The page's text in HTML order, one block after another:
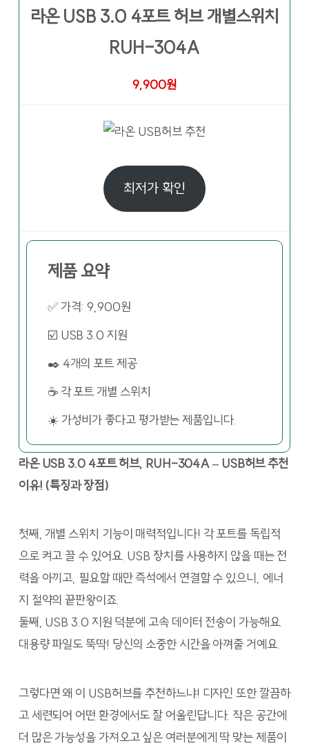
라온 USB 3.0 4포트 허브 개별스위치
RUH-304A
9,900원
최저가 확인
제품 요약
✅ 가격: 9,900원
☑️ USB 3.0 지원
✒️ 4개의 포트 제공
☕ 각 포트 개별 스위치
☀️ 가성비가 좋다고 평가받는 제품입니다.
라온 USB 3.0 4포트 허브, RUH-304A – USB허브 추천
이유! (특징과 장점)
첫째, 개별 스위치 기능이 매력적입니다! 각 포트를 독립적
으로 켜고 끌 수 있어요. USB 장치를 사용하지 않을 때는 전
력을 아끼고, 필요할 때만 즉석에서 연결할 수 있으니, 에너
지 절약의 끝판왕이죠.
둘째, USB 3.0 지원 덕분에 고속 데이터 전송이 가능해요.
대용량 파일도 뚝딱! 당신의 소중한 시간을 아껴줄 거예요.
그렇다면 왜 이 USB허브를 추천하느냐! 디자인 또한 깔끔하
고 세련되어 어떤 환경에서도 잘 어울린답니다. 작은 공간에
더 많은 가능성을 가져오고 싶은 여러분에게 딱 맞는 제품이